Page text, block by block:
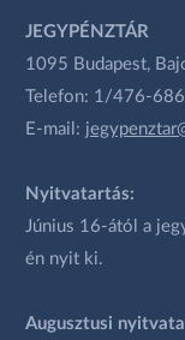
JEGYPÉNZTÁR
1095 Budapest,
Telefon: 1/476-
E-mail:
Nyitvatartás:
Június 16-ától a
én nyit ki.
Augusztusi